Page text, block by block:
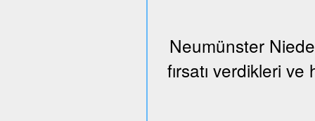
Neumünster
fırsatı verdikleri